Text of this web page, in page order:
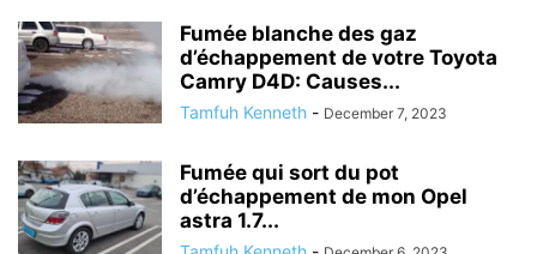
Fumée blanche des gaz
d’échappement de votre Toyota
Camry D4D: Causes...
Tamfuh Kenneth - December 7, 2023
Fumée qui sort du pot
d’échappement de mon Opel
astra 1.7...